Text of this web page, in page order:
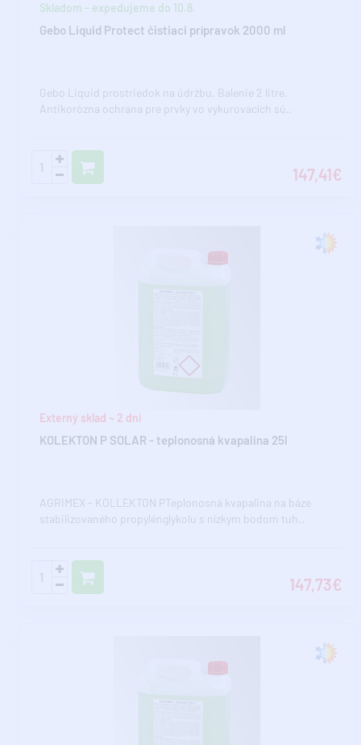
Skladom - expedujeme do 10.8.
Gebo Liquid Protect čistiaci prípravok 2000 ml
Gebo Liquid prostriedok na údržbu. Balenie 2 litre.
Antikorózna ochrana pre prvky vo vykurovacích sú..
147,41€
Externý sklad ~ 2 dni
KOLEKTON P SOLAR - teplonosná kvapalina 25l
AGRIMEX - KOLLEKTON PTeplonosná kvapalina na báze
stabilizovaného propylénglykolu s nízkym bodom tuh..
147,73€